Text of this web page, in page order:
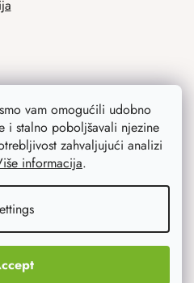
vam omogućili udobno
i stalno poboljšavali njezine
zahvaljujući analizi
informacija.
zanima